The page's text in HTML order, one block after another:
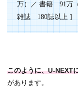
万）／ 書籍 91万
雑誌 180誌以上 ]
このように、U-NEXT
があります。